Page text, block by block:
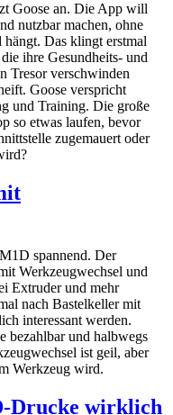
Goose an. Die App will
nutzbar machen, ohne
hängt. Das klingt erstmal
ihre Gesundheits- und
Tresor verschwinden
Goose verspricht
und Training. Die große
so etwas laufen, bevor
zugemauert oder
spannend. Der
Werkzeugwechsel und
Extruder und mehr
nach Bastelkeller mit
interessant werden.
bezahlbar und halbwegs
ist geil, aber
Werkzeug wird.
Drucke wirklich